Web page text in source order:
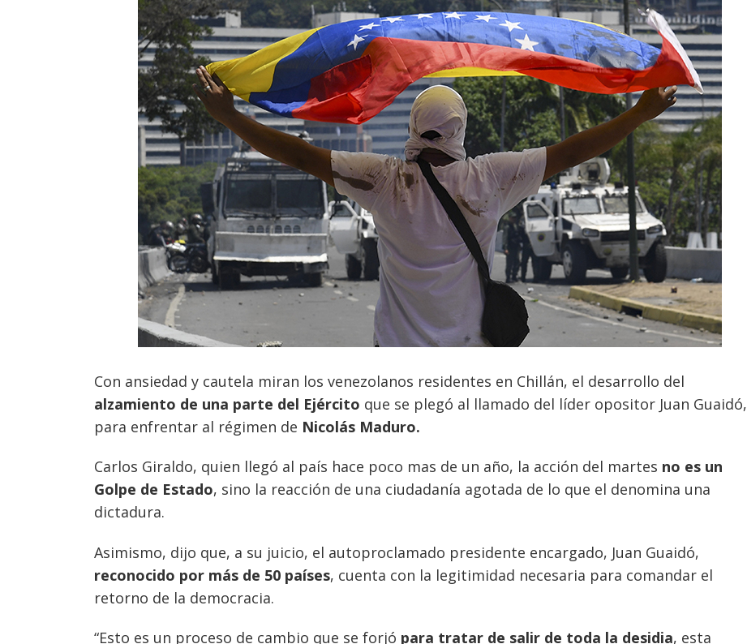
Con ansiedad y cautela miran los venezolanos residentes en Chillán, el desarrollo del
alzamiento de una parte del Ejército que se plegó al llamado del líder opositor Juan Guaidó,
para enfrentar al régimen de Nicolás Maduro.
Carlos Giraldo, quien llegó al país hace poco mas de un año, la acción del martes no es un
Golpe de Estado, sino la reacción de una ciudadanía agotada de lo que el denomina una
dictadura.
Asimismo, dijo que, a su juicio, el autoproclamado presidente encargado, Juan Guaidó,
reconocido por más de 50 países, cuenta con la legitimidad necesaria para comandar el
retorno de la democracia.
“Esto es un proceso de cambio que se forjó para tratar de salir de toda la desidia, esta